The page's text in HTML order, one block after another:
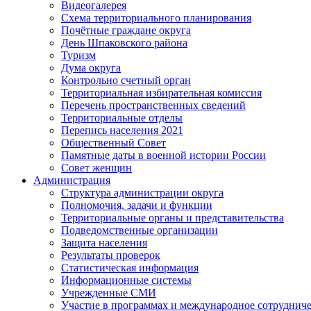
Видеогалерея
Схема территориального планирования
Почётные граждане округа
День Шпаковского района
Туризм
Дума округа
Контрольно счетный орган
Территориальная избирательная комиссия
Перечень пространственных сведений
Территориальные отделы
Перепись населения 2021
Общественный Совет
Памятные даты в военной истории России
Совет женщин
Администрация
Структура администрации округа
Полномочия, задачи и функции
Территориальные органы и представительства
Подведомственные организации
Защита населения
Результаты проверок
Статистическая информация
Информационные системы
Учрежденные СМИ
Участие в программах и международное